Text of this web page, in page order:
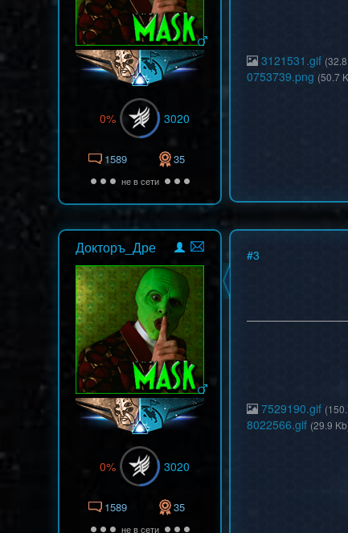
0% 3020
1589 35
не в сети
3121531.gif
0753739.png (50.7
Докторъ_Дре
0% 3020
1589 35
не в сети
#3
7529190.gif
8022566.gif (29.9